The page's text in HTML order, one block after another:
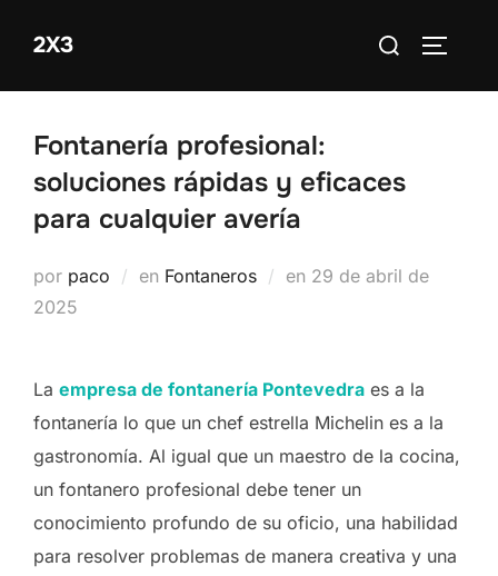
2X3 Buscar:
Fontanería profesional:
soluciones rápidas y eficaces
para cualquier avería
por paco en Fontaneros en Publicado
29 de abril de
2025
La empresa de fontanería Pontevedra es a la
fontanería lo que un chef estrella Michelin es a la
gastronomía. Al igual que un maestro de la cocina,
un fontanero profesional debe tener un
conocimiento profundo de su oficio, una habilidad
para resolver problemas de manera creativa y una